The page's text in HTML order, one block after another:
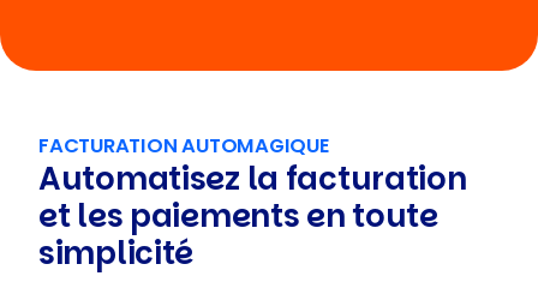
FACTURATION AUTOMAGIQUE
Automatisez la facturation
et les paiements en toute
simplicité